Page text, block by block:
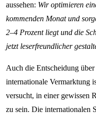
aussehen: Wir optimieren
kommenden Monat und
2–4 Prozent liegt und die
jetzt leserfreundlicher
Auch die Entscheidung
internationale Vermarktung
versucht, in einer gewissen
zu sein. Die internationalen